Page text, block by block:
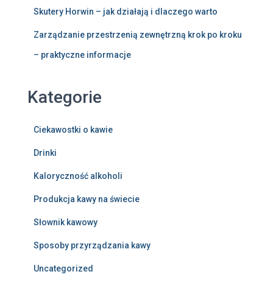
Skutery Horwin – jak działają i dlaczego warto
Zarządzanie przestrzenią zewnętrzną krok po kroku
– praktyczne informacje
Kategorie
Ciekawostki o kawie
Drinki
Kaloryczność alkoholi
Produkcja kawy na świecie
Słownik kawowy
Sposoby przyrządzania kawy
Uncategorized